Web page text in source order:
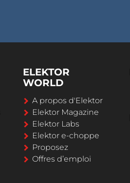
ELEKTOR
WORLD
A propos d'Elektor
Elektor Magazine
Elektor Labs
Elektor e-choppe
Proposez
Offres d’emploi